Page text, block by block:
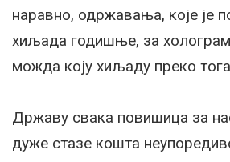
наравно, одржавања, које је
хиљада годишње, за
можда коју хиљаду преко
Државу свака повишица за
дуже стазе кошта